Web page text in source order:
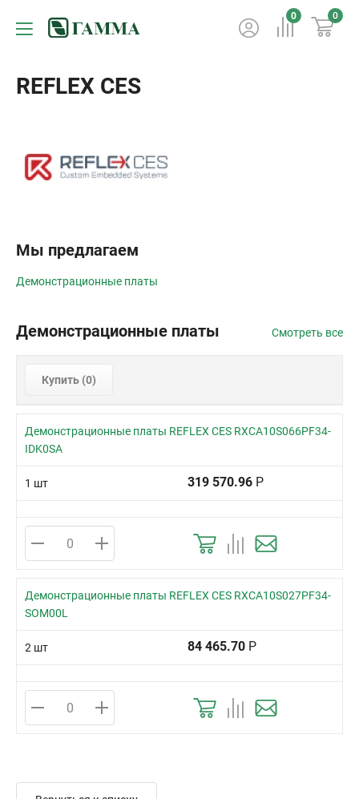
0 0
REFLEX CES
Мы предлагаем
Демонстрационные платы
Демонстрационные платы Смотреть все
Купить (0)
Демонстрационные платы REFLEX CES RXCA10S066PF34-
IDK0SA
1 шт 319 570.96 Р
Демонстрационные платы REFLEX CES RXCA10S027PF34-
SOM00L
2 шт 84 465.70 Р